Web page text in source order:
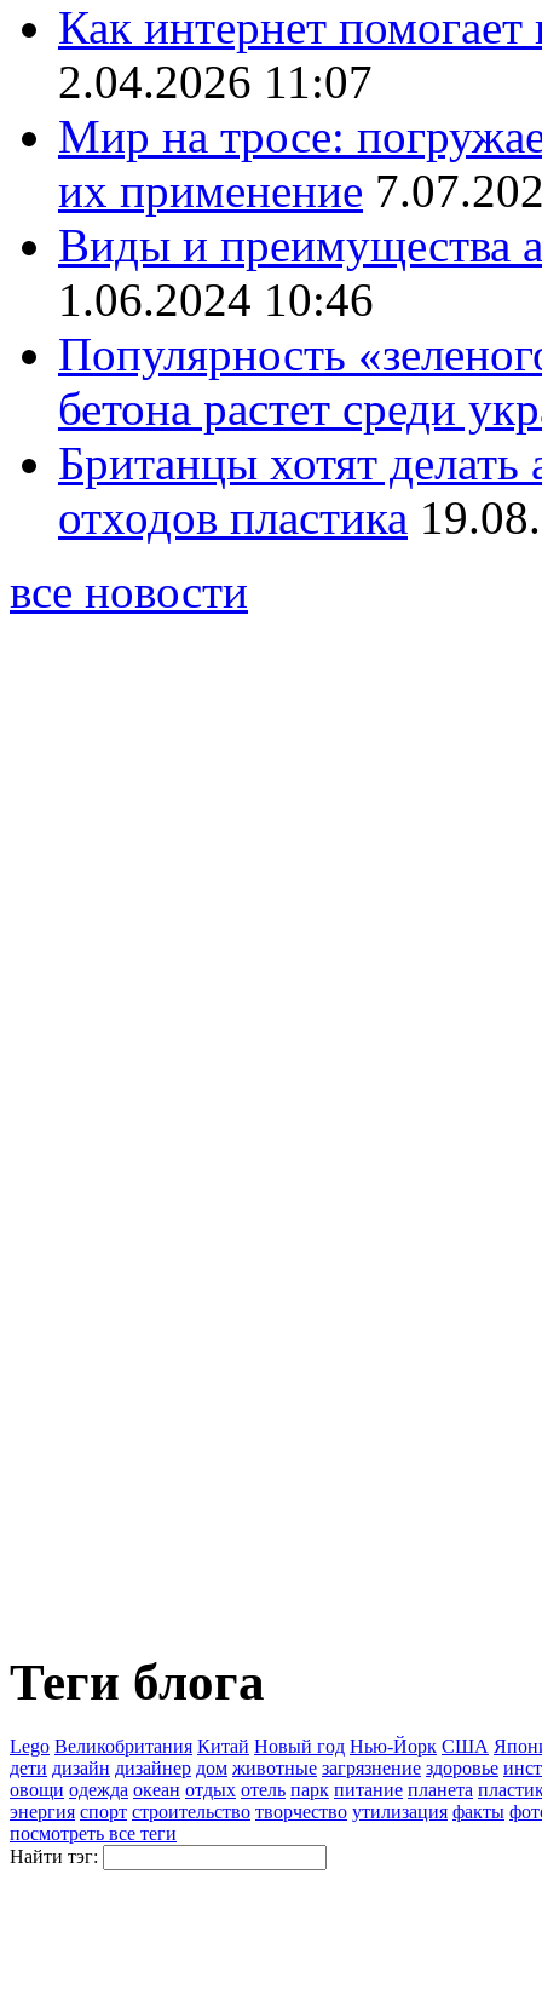
Как интернет помогает
2.04.2026 11:07
Мир на тросе:
их применение
Виды и преимущества
1.06.2024 10:46
Популярность
бетона растет среди
Британцы хотят
отходов пластика
все новости
Теги блога
Lego Великобритания Китай Новый год Нью-Йорк США
дети дизайн дизайнер дом животные загрязнение здоровье
овощи одежда океан отдых отель парк питание планета
энергия спорт строительство творчество утилизация факты
посмотреть все теги
Найти тэг: